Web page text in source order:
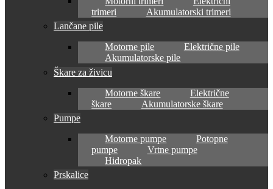
trimeri
Akumulatorski trimeri
Lančane pile
Motorne pile
Električne pile
Akumulatorske pile
Škare za živicu
Motorne škare
Električne
škare
Akumulatorske škare
Pumpe
Motorne pumpe
Potopne
pumpe
Vrtne pumpe
Hidropak
Prskalice